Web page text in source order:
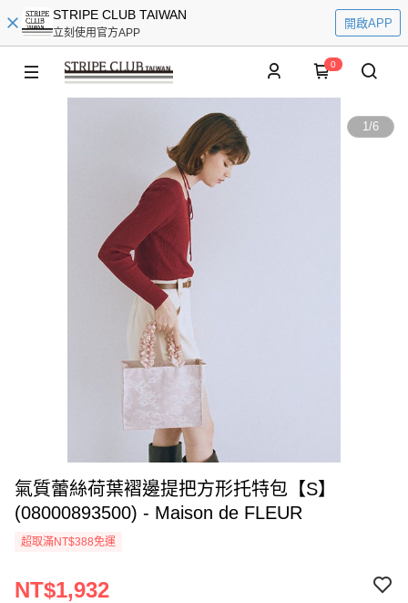
STRIPE CLUB TAIWAN
立刻使用官方APP
開啟APP
0
1/6
氣質蕾絲荷葉褶邊提把方形托特包【S】
(08000893500) - Maison de FLEUR
超取滿NT$388免運
NT$1,932